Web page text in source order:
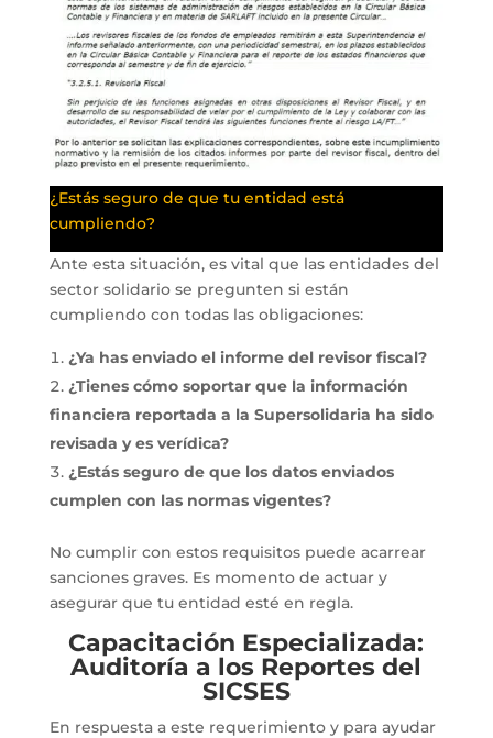
¿Estás seguro de que tu entidad está
cumpliendo?
Ante esta situación, es vital que las entidades del
sector solidario se pregunten si están
cumpliendo con todas las obligaciones:
¿Ya has enviado el informe del revisor fiscal?
¿Tienes cómo soportar que la información
financiera reportada a la Supersolidaria ha sido
revisada y es verídica?
¿Estás seguro de que los datos enviados
cumplen con las normas vigentes?
No cumplir con estos requisitos puede acarrear
sanciones graves. Es momento de actuar y
asegurar que tu entidad esté en regla.
Capacitación Especializada:
Auditoría a los Reportes del
SICSES
En respuesta a este requerimiento y para ayudar